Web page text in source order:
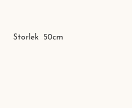
Storlek 50cm